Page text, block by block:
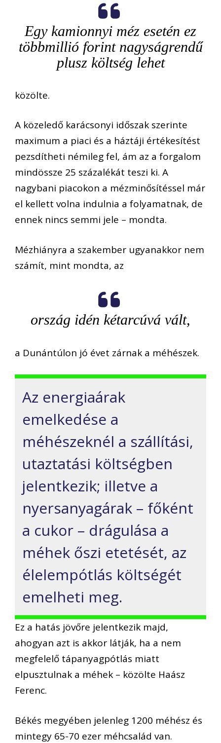
Egy kamionnyi méz esetén ez
többmillió forint nagyságrendű
plusz költség lehet
közölte.
A közeledő karácsonyi időszak szerinte
maximum a piaci és a háztáji értékesítést
pezsdítheti némileg fel, ám az a forgalom
mindössze 25 százalékát teszi ki. A
nagybani piacokon a mézminősítéssel már
el kellett volna indulnia a folyamatnak, de
ennek nincs semmi jele – mondta.
Mézhiányra a szakember ugyanakkor nem
számít, mint mondta, az
ország idén kétarcúvá vált,
a Dunántúlon jó évet zárnak a méhészek.
Az energiaárak
emelkedése a
méhészeknél a szállítási,
utaztatási költségben
jelentkezik; illetve a
nyersanyagárak – főként
a cukor – drágulása a
méhek őszi etetését, az
élelempótlás költségét
emelheti meg.
Ez a hatás jövőre jelentkezik majd,
ahogyan azt is akkor látják, ha a nem
megfelelő tápanyagpótlás miatt
elpusztulnak a méhek – közölte Haász
Ferenc.
Békés megyében jelenleg 1200 méhész és
mintegy 65-70 ezer méhcsalád van.